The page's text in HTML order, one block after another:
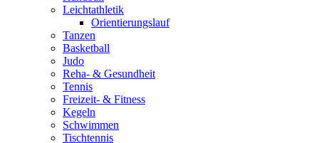
Leichtathletik
Orientierungslauf
Tanzen
Basketball
Judo
Reha- & Gesundheit
Tennis
Freizeit- & Fitness
Kegeln
Schwimmen
Tischtennis